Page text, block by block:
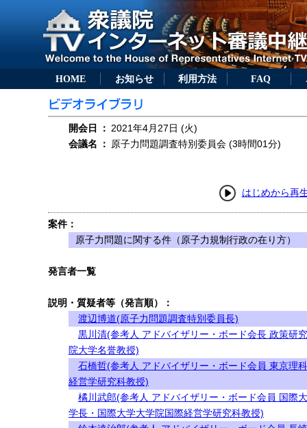
HOME お知らせ 利用方法 FAQ
開会日 ： 2021年4月27日 (火)
会議名
： 原子力問題調査特別委員会 (3時間01分)
はじめから再
案件：
原子力問題に関する件（原子力規制行政の在り方）
発言者一覧
説明・質疑者等（発言順）：
渡辺博道(原子力問題調査特別委員長)
黒川清(参考人 アドバイザリー・ボード会長 政策研
院大学名誉教授)
石橋哲(参考人 アドバイザリー・ボード会員 東京理
経営学研究科教授)
橘川武郎(参考人 アドバイザリー・ボード会員 国際
学長・国際大学大学院国際経営学研究科教授)